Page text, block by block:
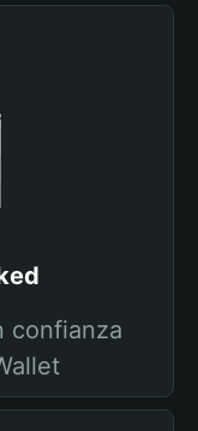
confianza